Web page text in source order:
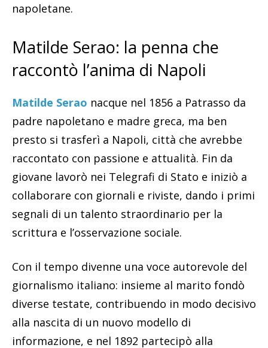
napoletane.
Matilde Serao: la penna che
raccontò l’anima di Napoli
Matilde Serao nacque nel 1856 a Patrasso da
padre napoletano e madre greca, ma ben
presto si trasferì a Napoli, città che avrebbe
raccontato con passione e attualità. Fin da
giovane lavorò nei Telegrafi di Stato e iniziò a
collaborare con giornali e riviste, dando i primi
segnali di un talento straordinario per la
scrittura e l’osservazione sociale.
Con il tempo divenne una voce autorevole del
giornalismo italiano: insieme al marito fondò
diverse testate, contribuendo in modo decisivo
alla nascita di un nuovo modello di
informazione, e nel 1892 partecipò alla